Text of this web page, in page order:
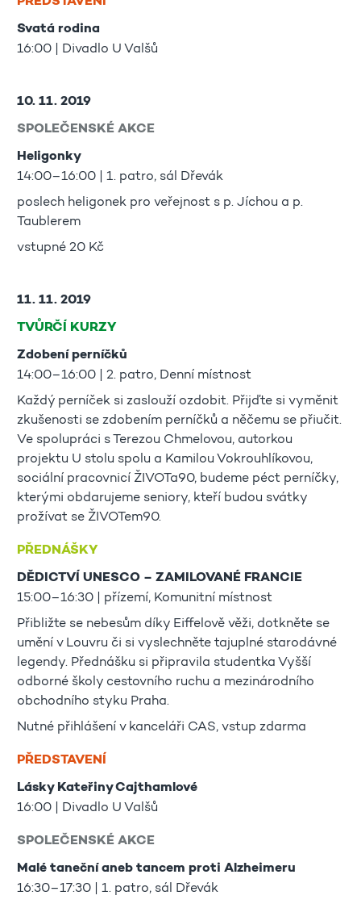
Svatá rodina
16:00 | Divadlo U Valšů
10. 11. 2019
SPOLEČENSKÉ AKCE
Heligonky
14:00–16:00 | 1. patro, sál Dřevák
poslech heligonek pro veřejnost s p. Jíchou a p.
Taublerem
vstupné 20 Kč
11. 11. 2019
TVŮRČÍ KURZY
Zdobení perníčků
14:00–16:00 | 2. patro, Denní místnost
Každý perníček si zaslouží ozdobit. Přijďte si vyměnit
zkušenosti se zdobením perníčků a něčemu se přiučit.
Ve spolupráci s Terezou Chmelovou, autorkou
projektu U stolu spolu a Kamilou Vokrouhlíkovou,
sociální pracovnicí ŽIVOTa90, budeme péct perníčky,
kterými obdarujeme seniory, kteří budou svátky
prožívat se ŽIVOTem90.
PŘEDNÁŠKY
DĚDICTVÍ UNESCO – ZAMILOVANÉ FRANCIE
15:00–16:30 | přízemí, Komunitní místnost
Přibližte se nebesům díky Eiffelově věži, dotkněte se
umění v Louvru či si vyslechněte tajuplné starodávné
legendy. Přednášku si připravila studentka Vyšší
odborné školy cestovního ruchu a mezinárodního
obchodního styku Praha.
Nutné přihlášení v kanceláři CAS, vstup zdarma
PŘEDSTAVENÍ
Lásky Kateřiny Cajthamlové
16:00 | Divadlo U Valšů
SPOLEČENSKÉ AKCE
Malé taneční aneb tancem proti Alzheimeru
16:30–17:30 | 1. patro, sál Dřevák